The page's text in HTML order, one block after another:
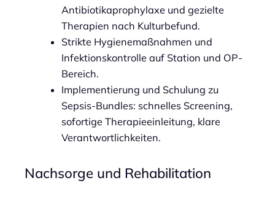
Antibiotikaprophylaxe und gezielte
Therapien nach Kulturbefund.
Strikte Hygienemaßnahmen und
Infektionskontrolle auf Station und OP-
Bereich.
Implementierung und Schulung zu
Sepsis-Bundles: schnelles Screening,
sofortige Therapieeinleitung, klare
Verantwortlichkeiten.
Nachsorge und Rehabilitation